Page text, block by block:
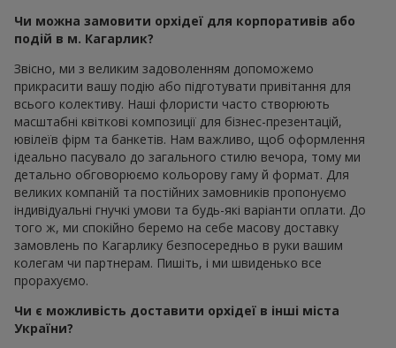
Чи можна замовити орхідеї для корпоративів або
подій в м. Кагарлик?
Звісно, ми з великим задоволенням допоможемо
прикрасити вашу подію або підготувати привітання для
всього колективу. Наші флористи часто створюють
масштабні квіткові композиції для бізнес-презентацій,
ювілеїв фірм та банкетів. Нам важливо, щоб оформлення
ідеально пасувало до загального стилю вечора, тому ми
детально обговорюємо кольорову гаму й формат. Для
великих компаній та постійних замовників пропонуємо
індивідуальні гнучкі умови та будь-які варіанти оплати. До
того ж, ми спокійно беремо на себе масову доставку
замовлень по Кагарлику безпосередньо в руки вашим
колегам чи партнерам. Пишіть, і ми швиденько все
прорахуємо.
Чи є можливість доставити орхідеї в інші міста
України?